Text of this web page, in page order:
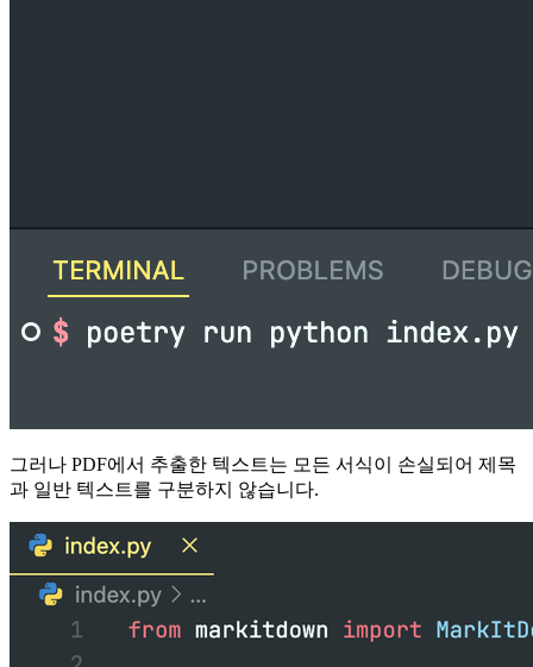
그러나 PDF에서 추출한 텍스트는 모든 서식이 손실되어 제목
과 일반 텍스트를 구분하지 않습니다.